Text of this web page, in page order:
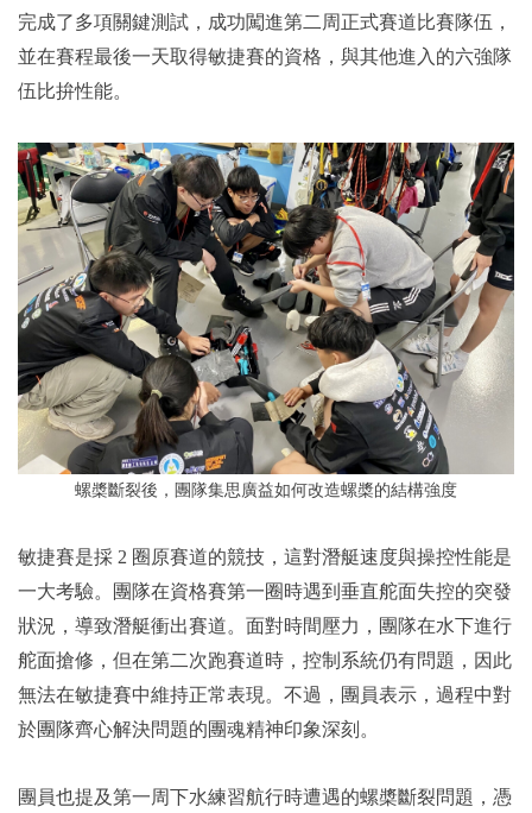
完成了多項關鍵測試，成功闖進第二周正式賽道比賽隊伍，
並在賽程最後一天取得敏捷賽的資格，與其他進入的六強隊
伍比拚性能。
螺槳斷裂後，團隊集思廣益如何改造螺槳的結構強度
敏捷賽是採 2 圈原賽道的競技，這對潛艇速度與操控性能是
一大考驗。團隊在資格賽第一圈時遇到垂直舵面失控的突發
狀況，導致潛艇衝出賽道。面對時間壓力，團隊在水下進行
舵面搶修，但在第二次跑賽道時，控制系統仍有問題，因此
無法在敏捷賽中維持正常表現。不過，團員表示，過程中對
於團隊齊心解決問題的團魂精神印象深刻。
團員也提及第一周下水練習航行時遭遇的螺槳斷裂問題，憑